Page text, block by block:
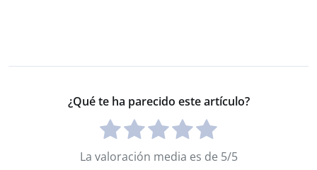
¿Qué te ha parecido este artículo?
La valoración media es de 5/5